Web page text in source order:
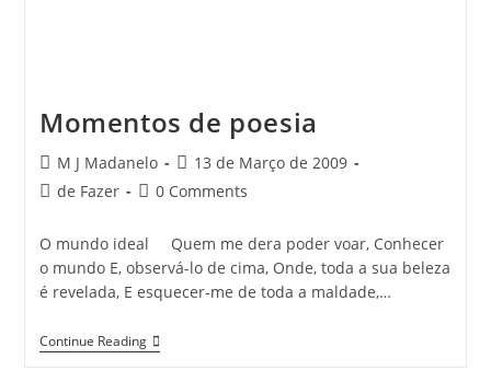
Momentos de poesia
Post
author:
M J Madanelo
Post
published:
13 de Março de 2009
Postde Fazer
Post0 Comments
O mundo ideal Quem me dera poder voar, Conhecer
o mundo E, observá-lo de cima, Onde, toda a sua beleza
é revelada, E esquecer-me de toda a maldade,…
Continue ReadingMomentos
De